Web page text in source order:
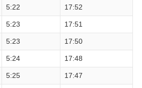
5:22 17:52
5:23 17:51
5:23 17:50
5:24 17:48
5:25 17:47